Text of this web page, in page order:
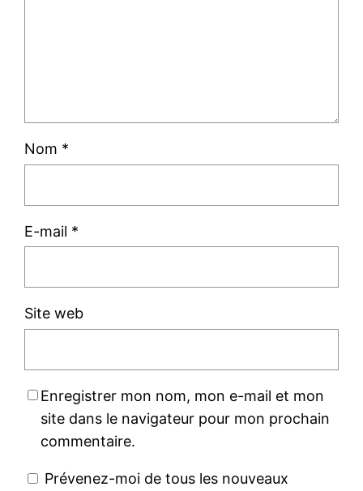
Nom *
E-mail *
Site web
Enregistrer mon nom, mon e-mail et mon
site dans le navigateur pour mon prochain
commentaire.
Prévenez-moi de tous les nouveaux